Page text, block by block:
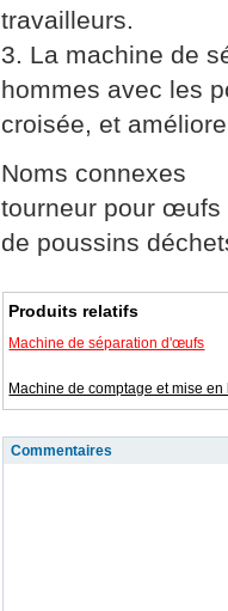
travailleurs.
3. La machine de
hommes avec les
croisée, et
Noms connexes
tourneur pour œufs
de poussins
Produits relatifs
Machine de séparation d'œufs
Machine de comptage et mise
Commentaires